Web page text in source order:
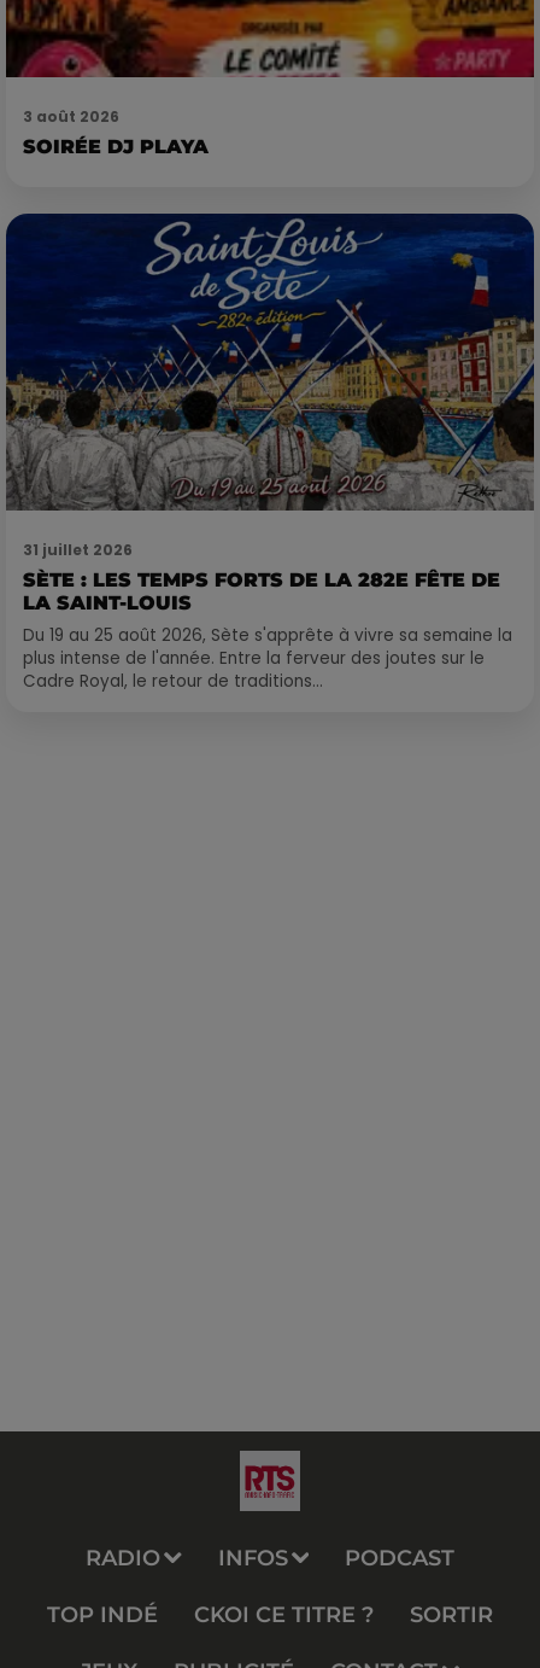
3 août 2026
SOIRÉE DJ PLAYA
31 juillet 2026
SÈTE : LES TEMPS FORTS DE LA 282E FÊTE DE
LA SAINT-LOUIS
Du 19 au 25 août 2026, Sète s'apprête à vivre sa semaine la
plus intense de l'année. Entre la ferveur des joutes sur le
Cadre Royal, le retour de traditions...
RADIO INFOS PODCAST
TOP INDÉ CKOI CE TITRE ? SORTIR